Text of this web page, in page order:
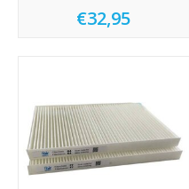
€32,95